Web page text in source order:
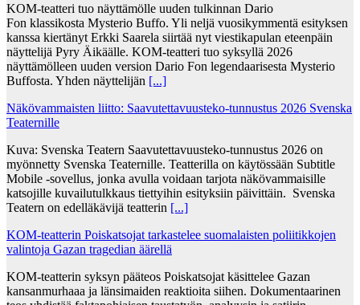
KOM-teatteri tuo näyttämölle uuden tulkinnan Dario
Fon klassikosta Mysterio Buffo. Yli neljä vuosikymmentä esityksen
kanssa kiertänyt Erkki Saarela siirtää nyt viestikapulan eteenpäin
näyttelijä Pyry Äikäälle. KOM-teatteri tuo syksyllä 2026
näyttämölleen uuden version Dario Fon legendaarisesta Mysterio
Buffosta. Yhden näyttelijän [...]
Näkövammaisten liitto: Saavutettavuusteko-tunnustus 2026 Svenska
Teaternille
Kuva: Svenska Teatern Saavutettavuusteko-tunnustus 2026 on
myönnetty Svenska Teaternille. Teatterilla on käytössään Subtitle
Mobile -sovellus, jonka avulla voidaan tarjota näkövammaisille
katsojille kuvailutulkkaus tiettyihin esityksiin päivittäin. Svenska
Teatern on edelläkävijä teatterin [...]
KOM-teatterin Poiskatsojat tarkastelee suomalaisten poliitikkojen
valintoja Gazan tragedian äärellä
KOM-teatterin syksyn pääteos Poiskatsojat käsittelee Gazan
kansanmurhaaa ja länsimaiden reaktioita siihen. Dokumentaarinen